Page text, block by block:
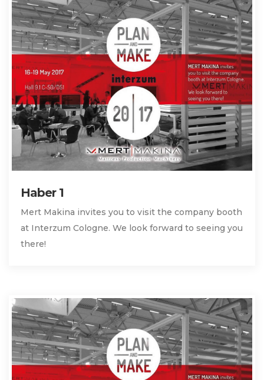
Haber 1
Mert Makina invites you to visit the company booth
at Interzum Cologne. We look forward to seeing you
there!